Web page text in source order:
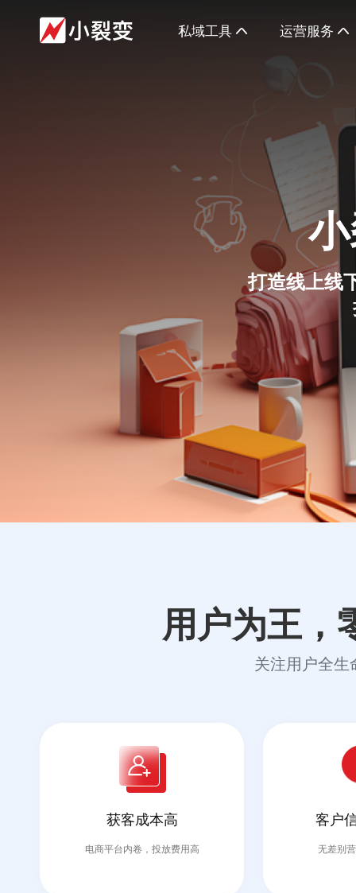
私域工具 运营服务
打造线上线
用户为王，
关注用户全生
获客成本高
电商平台内卷，投放费用高
客户
无差别